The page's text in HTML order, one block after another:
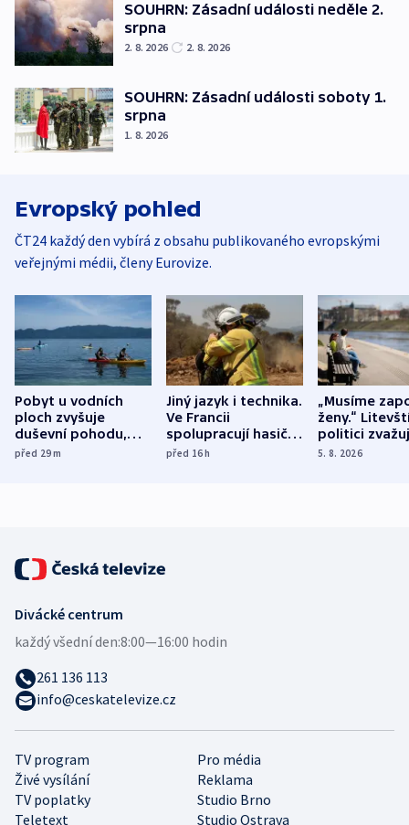
SOUHRN: Zásadní události neděle 2.
srpna
2. 8. 2026 2. 8. 2026
SOUHRN: Zásadní události soboty 1.
srpna
1. 8. 2026
Evropský pohled
ČT24 každý den vybírá z obsahu publikovaného evropskými
veřejnými médii, členy Eurovize.
Pobyt u vodních
ploch zvyšuje
duševní pohodu,
ukázala
před 29m
Jiný jazyk i technika.
Ve Francii
spolupracují hasiči z
různých zemí
před 16h
„Musíme
ženy.“
politici
dohodu o
5. 8. 2026
TV program
Pro média
Živé vysílání
Reklama
TV poplatky
Studio Brno
Teletext
Studio Ostrava
Divácké centrum
každý všední den:8:00—16:00 hodin
261 136 113
info@ceskatelevize.cz